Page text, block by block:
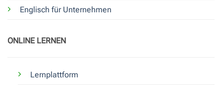
Englisch für Unternehmen
ONLINE LERNEN
Lernplattform